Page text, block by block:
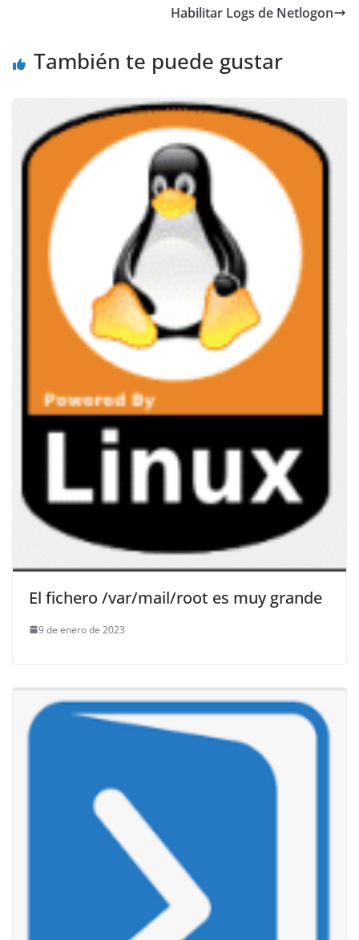
Habilitar Logs de Netlogon
También te puede gustar
El fichero /var/mail/root es muy grande
9 de enero de 2023